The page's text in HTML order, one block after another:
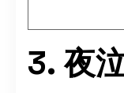
3. 夜